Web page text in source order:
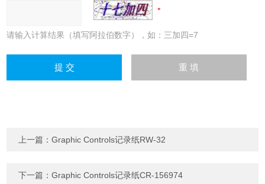
请输入计算结果（填写阿拉伯数字），如：三加四=7
上一篇：Graphic Controls记录纸RW-32
下一篇：Graphic Controls记录纸CR-156974